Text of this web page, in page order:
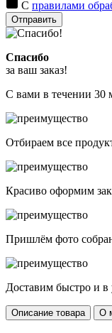
С правилами
Отправить
Спасибо
за ваш заказ!
С вами в течении 30
Отбираем все
Красиво оформим
Пришлём фото
Доставим быстро и в
Описание товара О